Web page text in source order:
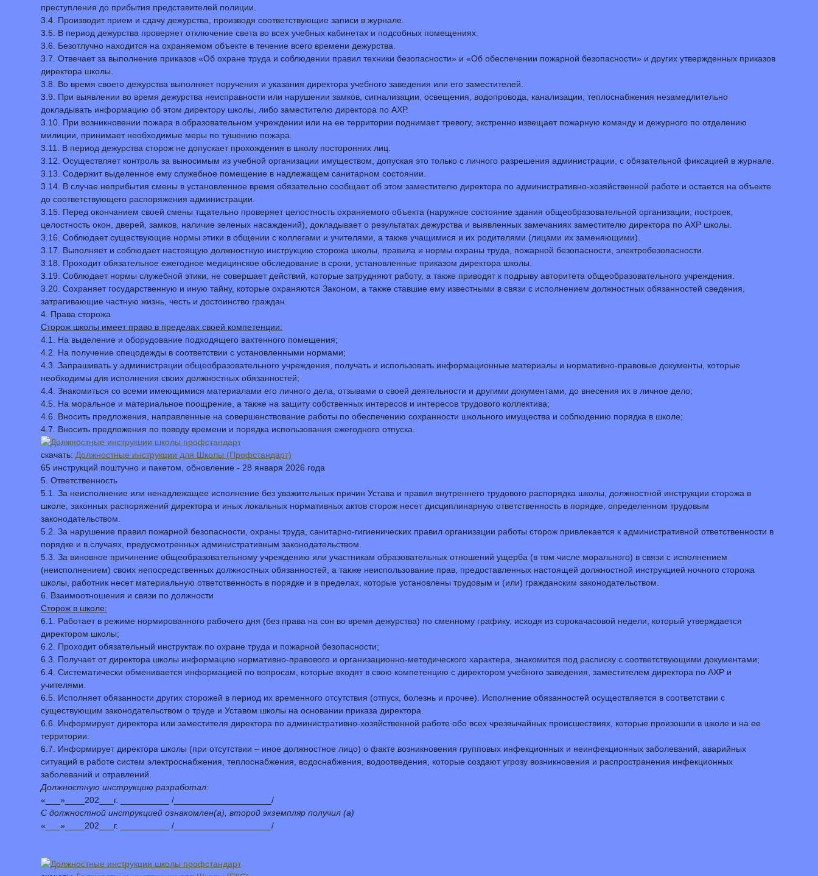
преступления до прибытия представителей полиции.
3.4. Производит прием и сдачу дежурства, производя соответствующие записи в журнале.
3.5. В период дежурства проверяет отключение света во всех учебных кабинетах и подсобных помещениях.
3.6. Безотлучно находится на охраняемом объекте в течение всего времени дежурства.
3.7. Отвечает за выполнение приказов «Об охране труда и соблюдении правил техники безопасности» и «Об обеспечении пожарной безопасности» и других утвержденных приказов
директора школы.
3.8. Во время своего дежурства выполняет поручения и указания директора учебного заведения или его заместителей.
3.9. При выявлении во время дежурства неисправности или нарушении замков, сигнализации, освещения, водопровода, канализации, теплоснабжения незамедлительно
докладывать информацию об этом директору школы, либо заместителю директора по АХР.
3.10. При возникновении пожара в образовательном учреждении или на ее территории поднимает тревогу, экстренно извещает пожарную команду и дежурного по отделению
милиции, принимает необходимые меры по тушению пожара.
3.11. В период дежурства сторож не допускает прохождения в школу посторонних лиц.
3.12. Осуществляет контроль за выносимым из учебной организации имуществом, допуская это только с личного разрешения администрации, с обязательной фиксацией в журнале.
3.13. Содержит выделенное ему служебное помещение в надлежащем санитарном состоянии.
3.14. В случае неприбытия смены в установленное время обязательно сообщает об этом заместителю директора по административно-хозяйственной работе и остается на объекте
до соответствующего распоряжения администрации.
3.15. Перед окончанием своей смены тщательно проверяет целостность охраняемого объекта (наружное состояние здания общеобразовательной организации, построек,
целостность окон, дверей, замков, наличие зеленых насаждений), докладывает о результатах дежурства и выявленных замечаниях заместителю директора по АХР школы.
3.16. Соблюдает существующие нормы этики в общении с коллегами и учителями, а также учащимися и их родителями (лицами их заменяющими).
3.17. Выполняет и соблюдает настоящую должностную инструкцию сторожа школы, правила и нормы охраны труда, пожарной безопасности, электробезопасности.
3.18. Проходит обязательное ежегодное медицинское обследование в сроки, установленные приказом директора школы.
3.19. Соблюдает нормы служебной этики, не совершает действий, которые затрудняют работу, а также приводят к подрыву авторитета общеобразовательного учреждения.
3.20. Сохраняет государственную и иную тайну, которые охраняются Законом, а также ставшие ему известными в связи с исполнением должностных обязанностей сведения,
затрагивающие частную жизнь, честь и достоинство граждан.
4. Права сторожа
Сторож школы имеет право в пределах своей компетенции:
4.1. На выделение и оборудование подходящего вахтенного помещения;
4.2. На получение спецодежды в соответствии с установленными нормами;
4.3. Запрашивать у администрации общеобразовательного учреждения, получать и использовать информационные материалы и нормативно-правовые документы, которые
необходимы для исполнения своих должностных обязанностей;
4.4. Знакомиться со всеми имеющимися материалами его личного дела, отзывами о своей деятельности и другими документами, до внесения их в личное дело;
4.5. На моральное и материальное поощрение, а также на защиту собственных интересов и интересов трудового коллектива;
4.6. Вносить предложения, направленные на совершенствование работы по обеспечению сохранности школьного имущества и соблюдению порядка в школе;
4.7. Вносить предложения по поводу времени и порядка использования ежегодного отпуска.
скачать: Должностные инструкции для Школы (Профстандарт)
65 инструкций поштучно и пакетом, обновление - 28 января 2026 года
5. Ответственность
5.1. За неисполнение или ненадлежащее исполнение без уважительных причин Устава и правил внутреннего трудового распорядка школы, должностной инструкции сторожа в
школе, законных распоряжений директора и иных локальных нормативных актов сторож несет дисциплинарную ответственность в порядке, определенном трудовым
законодательством.
5.2. За нарушение правил пожарной безопасности, охраны труда, санитарно-гигиенических правил организации работы сторож привлекается к административной ответственности в
порядке и в случаях, предусмотренных административным законодательством.
5.3. За виновное причинение общеобразовательному учреждению или участникам образовательных отношений ущерба (в том числе морального) в связи с исполнением
(неисполнением) своих непосредственных должностных обязанностей, а также неиспользование прав, предоставленных настоящей должностной инструкцией ночного сторожа
школы, работник несет материальную ответственность в порядке и в пределах, которые установлены трудовым и (или) гражданским законодательством.
6. Взаимоотношения и связи по должности
Сторож в школе:
6.1. Работает в режиме нормированного рабочего дня (без права на сон во время дежурства) по сменному графику, исходя из сорокачасовой недели, который утверждается
директором школы;
6.2. Проходит обязательный инструктаж по охране труда и пожарной безопасности;
6.3. Получает от директора школы информацию нормативно-правового и организационно-методического характера, знакомится под расписку с соответствующими документами;
6.4. Систематически обменивается информацией по вопросам, которые входят в свою компетенцию с директором учебного заведения, заместителем директора по АХР и
учителями.
6.5. Исполняет обязанности других сторожей в период их временного отсутствия (отпуск, болезнь и прочее). Исполнение обязанностей осуществляется в соответствии с
существующим законодательством о труде и Уставом школы на основании приказа директора.
6.6. Информирует директора или заместителя директора по административно-хозяйственной работе обо всех чрезвычайных происшествиях, которые произошли в школе и на ее
территории.
6.7. Информирует директора школы (при отсутствии – иное должностное лицо) о факте возникновения групповых инфекционных и неинфекционных заболеваний, аварийных
ситуаций в работе систем электроснабжения, теплоснабжения, водоснабжения, водоотведения, которые создают угрозу возникновения и распространения инфекционных
заболеваний и отравлений.
Должностную инструкцию разработал:
«___»____202___г. __________ /____________________/
С должностной инструкцией ознакомлен(а), второй экземпляр получил (а)
«___»____202___г. __________ /____________________/